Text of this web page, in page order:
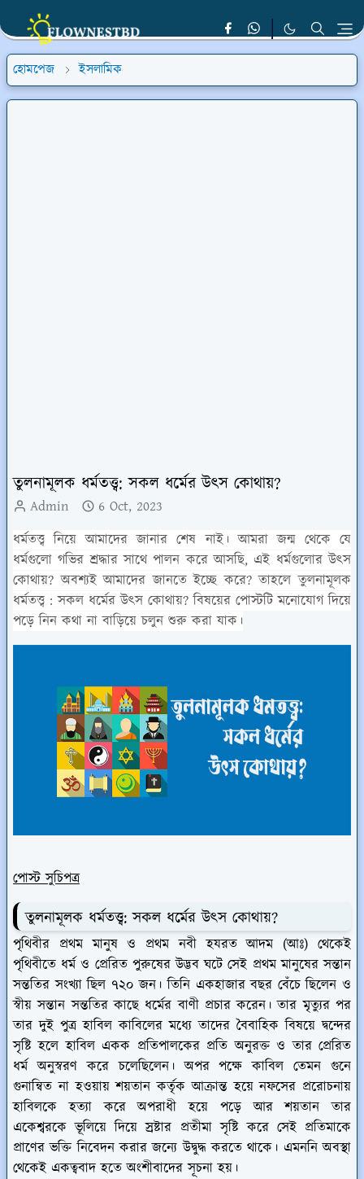
হোমপেজ ইসলামিক
তুলনামূলক ধর্মতত্ত্ব: সকল ধর্মের উৎস কোথায়?
Admin
6 Oct, 2023
ধর্মতত্ত্ব নিয়ে আমাদের জানার শেষ নাই। আমরা জন্ম থেকে যে
ধর্মগুলো গভির শ্রদ্ধার সাথে পালন করে আসছি, এই ধর্মগুলোর উৎস
কোথায়? অবশ্যই আমাদের জানতে ইচ্ছে করে? তাহলে তুলনামূলক
ধর্মতত্ত্ব : সকল ধর্মের উৎস কোথায়? বিষয়ের পোস্টটি মনোযোগ দিয়ে
পড়ে নিন কথা না বাড়িয়ে চলুন শুরু করা যাক।
পোস্ট সুচিপত্র
তুলনামূলক ধর্মতত্ত্ব: সকল ধর্মের উৎস কোথায়?
পৃথিবীর প্রথম মানুষ ও প্রথম নবী হযরত আদম (আঃ) থেকেই
পৃথিবীতে ধর্ম ও প্রেরিত পুরুষের উদ্ভব ঘটে সেই প্রথম মানুষের সন্তান
সন্ততির সংখ্যা ছিল ৭২০ জন। তিনি একহাজার বছর বেঁচে ছিলেন ও
স্বীয় সন্তান সন্ততির কাছে ধর্মের বাণী প্রচার করেন। তার মৃত্যুর পর
তার দুই পুত্র হাবিল কাবিলের মধ্যে তাদের বৈবাহিক বিষয়ে দ্বন্দের
সৃষ্টি হলে হাবিল একক প্রতিপালকের প্রতি অনুরক্ত ও তার প্রেরিত
ধর্ম অনুস্বরণ করে চলেছিলেন। অপর পক্ষে কাবিল তেমন গুনে
গুনান্বিত না হওয়ায় শয়তান কর্তৃক আক্রান্ত হয়ে নফসের প্ররোচনায়
হাবিলকে হত্যা করে অপরাধী হয়ে পড়ে আর শয়তান তার
একেশ্বরকে ভূলিয়ে দিয়ে স্রষ্টার প্রতীমা সৃষ্টি করে সেই প্রতিমাকে
প্রাণের ভক্তি নিবেদন করার জন্যে উদ্বুদ্ধ করতে থাকে। এমননি অবস্থা
থেকেই একত্ববাদ হতে অংশীবাদের সূচনা হয়।